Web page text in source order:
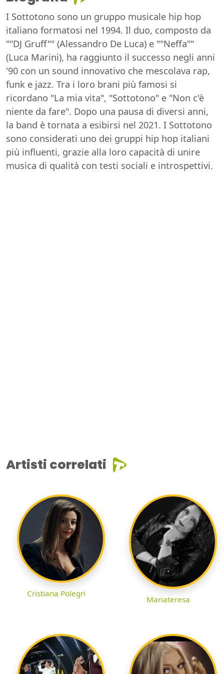
I Sottotono sono un gruppo musicale hip hop
italiano formatosi nel 1994. Il duo, composto da
""DJ Gruff"" (Alessandro De Luca) e ""Neffa""
(Luca Marini), ha raggiunto il successo negli anni
'90 con un sound innovativo che mescolava rap,
funk e jazz. Tra i loro brani più famosi si
ricordano "La mia vita", "Sottotono" e "Non c'è
niente da fare". Dopo una pausa di diversi anni,
la band è tornata a esibirsi nel 2021. I Sottotono
sono considerati uno dei gruppi hip hop italiani
più influenti, grazie alla loro capacità di unire
musica di qualità con testi sociali e introspettivi.
Artisti correlati
Cristiana Polegri
Mariateresa